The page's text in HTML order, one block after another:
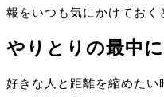
報をいつも気にかけておく
やりとりの最中
好きな人と距離を縮めたい